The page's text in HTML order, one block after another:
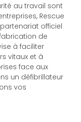
au travail sont
Rescue
officiel
de
à faciliter
vitaux et à
face aux
un défibrillateur
vos